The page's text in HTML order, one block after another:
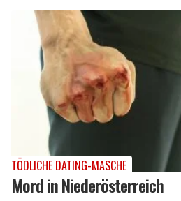
TÖDLICHE DATING-MASCHE
Mord in Niederösterreich